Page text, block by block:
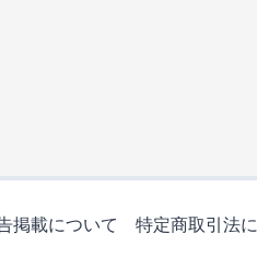
掲載について 特定商取引法